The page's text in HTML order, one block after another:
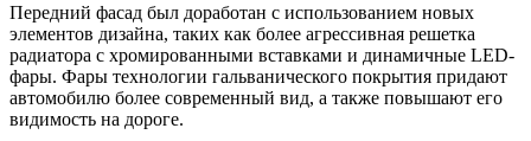
Передний фасад был доработан с использованием новых
элементов дизайна, таких как более агрессивная решетка
радиатора с хромированными вставками и динамичные LED-
фары. Фары технологии гальванического покрытия придают
автомобилю более современный вид, а также повышают его
видимость на дороге.